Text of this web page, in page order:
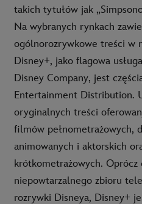
takich tytułów jak
Na wybranych rynkach
ogólnorozrywkowe treści w
Disney+, jako flagowa
Disney Company, jest
Entertainment Distribution.
oryginalnych treści
filmów pełnometrażowych,
animowanych i aktorskich
krótkometrażowych. Oprócz
niepowtarzalnego zbioru
rozrywki Disneya, Disney+